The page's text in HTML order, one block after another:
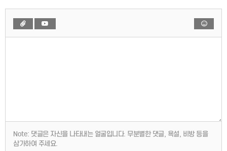
Note: 댓글은 자신을 나타내는 얼굴입니다. 무분별한 댓글, 욕설, 비방 등을
삼가하여 주세요.